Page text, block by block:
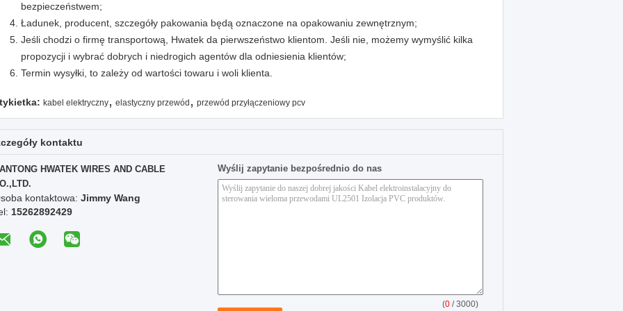
bezpieczeństwem;
Ładunek, producent, szczegóły pakowania będą oznaczone na opakowaniu zewnętrznym;
Jeśli chodzi o firmę transportową, Hwatek da pierwszeństwo klientom. Jeśli nie, możemy wymyślić kilka
propozycji i wybrać dobrych i niedrogich agentów dla odniesienia klientów;
Termin wysyłki, to zależy od wartości towaru i woli klienta.
kabel elektryczny, elastyczny przewód , przewód przyłączeniowy pcv
kontaktu
HWATEK WIRES AND CABLE
kontaktowa: Jimmy Wang
15262892429
Wyślij zapytanie bezpośrednio do nas
(0 / 3000)